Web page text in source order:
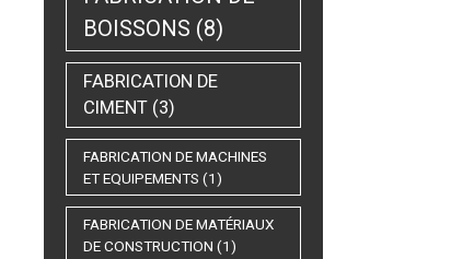
BOISSONS (8)
FABRICATION DE
CIMENT (3)
FABRICATION DE MACHINES
ET EQUIPEMENTS (1)
FABRICATION DE MATÉRIAUX
DE CONSTRUCTION (1)